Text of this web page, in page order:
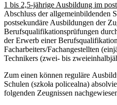
1 bis 2,5-jährige Ausbildung im
Abschluss der allgemeinbildenden
postsekundäre Ausbildungen der
Berufsqualifikationsprüfungen
der Erwerb einer
Facharbeiters/Fachangestellten
Technikers (zwei- bis
Zum einen können reguläre
Schulen (szkoła policealna)
folgenden Zeugnissen